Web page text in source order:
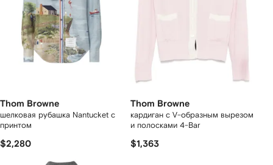
Thom Browne
шелковая рубашка Nantucket с
принтом
$2,280
Thom Browne
кардиган с V-образным вырезом
и полосками 4-Bar
$1,363